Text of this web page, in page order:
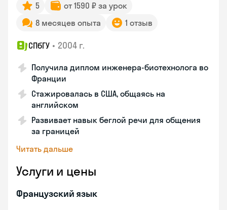
5
от 1590 ₽ за урок
8 месяцев опыта
1 отзыв
СПбГУ • 2004 г.
Получила диплом инженера-биотехнолога во
Франции
Стажировалась в США, общаясь на
английском
Развивает навык беглой речи для общения
за границей
Читать дальше
Услуги и цены
Французский язык